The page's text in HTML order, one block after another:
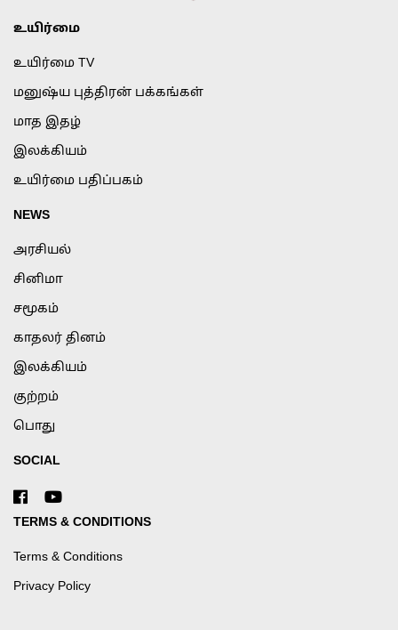
உயிர்மை
உயிர்மை TV
மனுஷ்ய புத்திரன் பக்கங்கள்
மாத இதழ்
இலக்கியம்
உயிர்மை பதிப்பகம்
NEWS
அரசியல்
சினிமா
சமூகம்
காதலர் தினம்
இலக்கியம்
குற்றம்
பொது
SOCIAL
TERMS & CONDITIONS
Terms & Conditions
Privacy Policy